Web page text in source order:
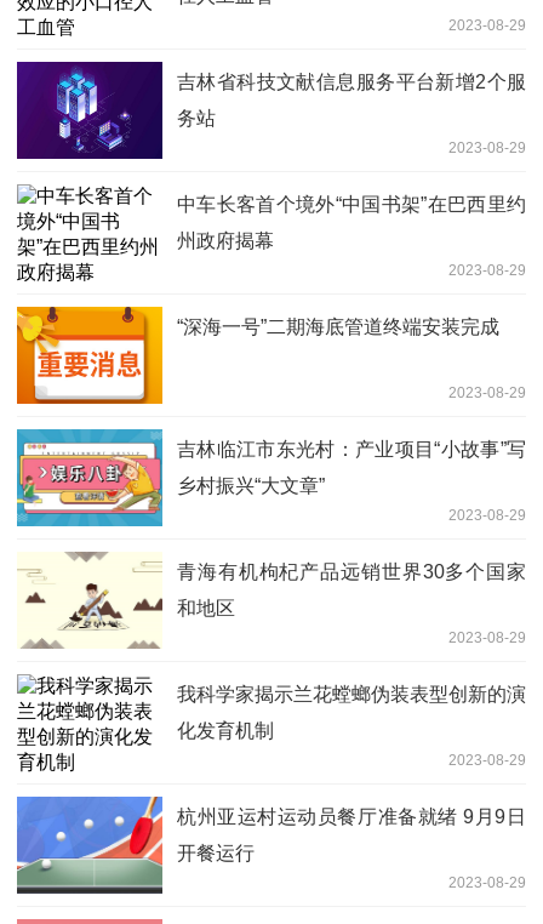
2023-08-29
吉林省科技文献信息服务平台新增2个服
务站
2023-08-29
中车长客首个境外“中国书架”在巴西里约
州政府揭幕
2023-08-29
“深海一号”二期海底管道终端安装完成
2023-08-29
吉林临江市东光村：产业项目“小故事”写
乡村振兴“大文章”
2023-08-29
青海有机枸杞产品远销世界30多个国家
和地区
2023-08-29
我科学家揭示兰花螳螂伪装表型创新的演
化发育机制
2023-08-29
杭州亚运村运动员餐厅准备就绪 9月9日
开餐运行
2023-08-29